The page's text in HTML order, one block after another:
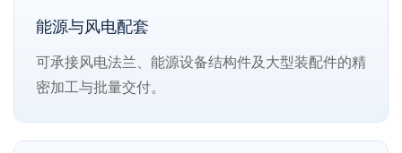
能源与风电配套
可承接风电法兰、能源设备结构件及大型装配件的精
密加工与批量交付。